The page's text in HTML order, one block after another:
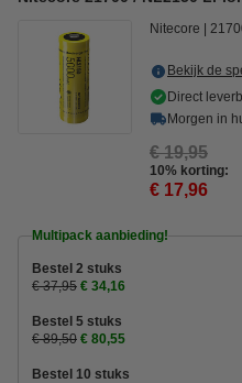
Nitecore
Bekijk de
Direct
Morgen in
€ 19,95
10% korting:
€ 17,96
Multipack aanbieding!
Bestel 2 stuks
€ 37,95 € 34,16
Bestel 5 stuks
€ 89,50 € 80,55
Bestel 10 stuks